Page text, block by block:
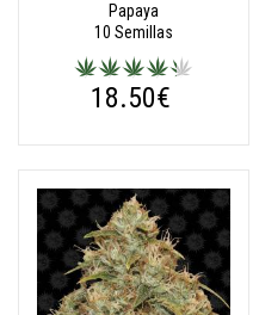
Papaya
10 Semillas
18.50€